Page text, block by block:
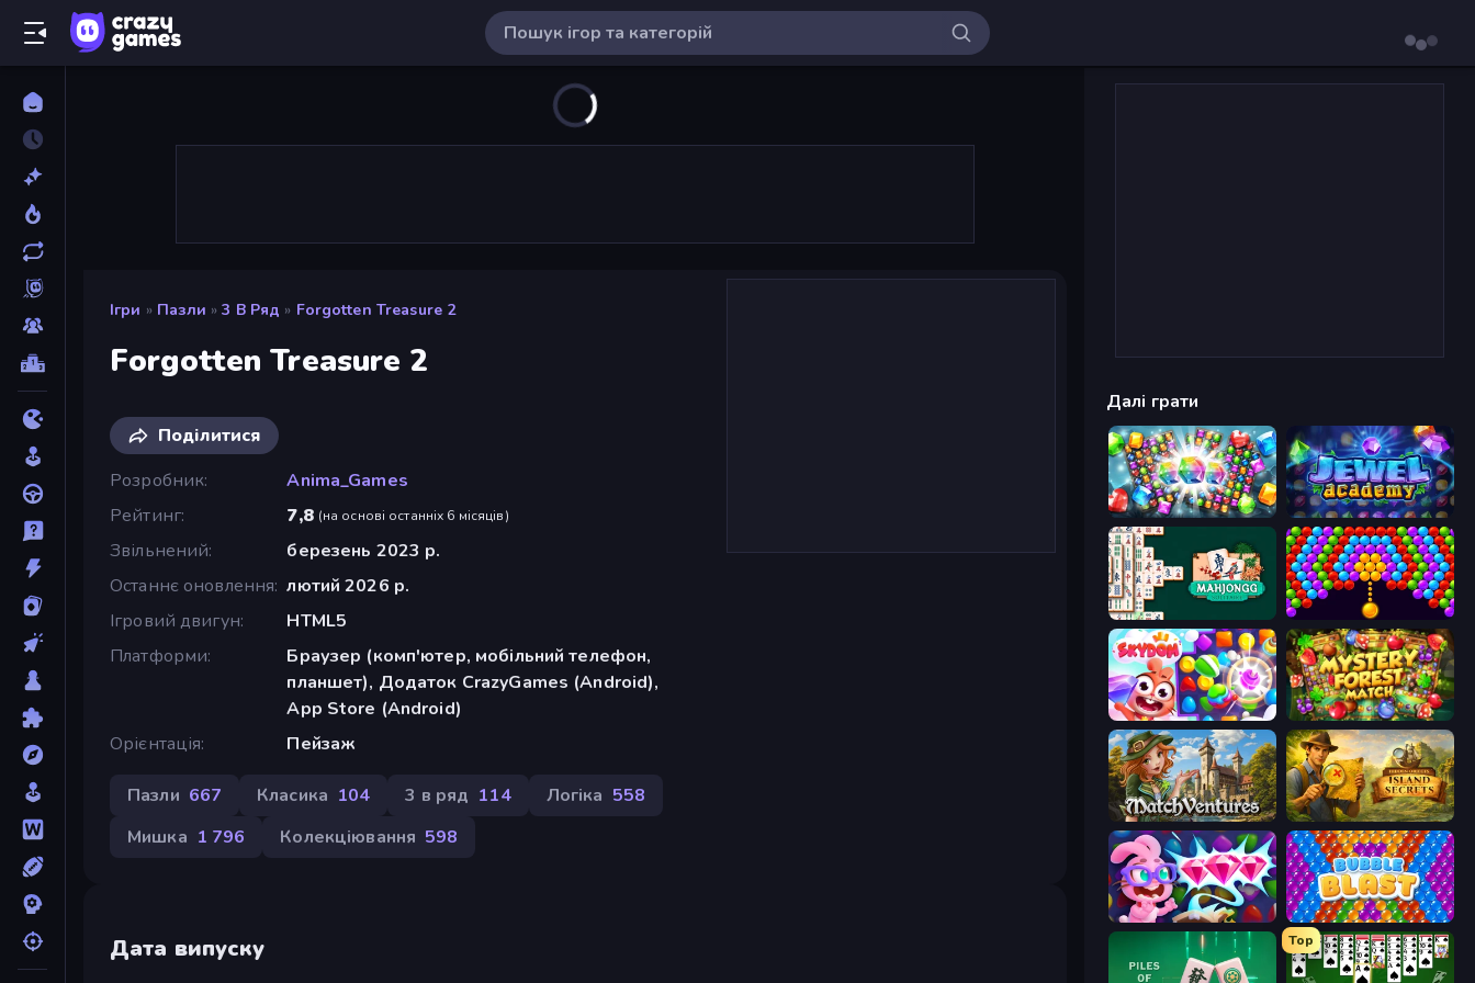
Ігри » Пазли » 3 В Ряд » Forgotten Treasure 2
Forgotten Treasure 2
Поділитися
Розробник
Anima_Games
Рейтинг
7,8 (на основі останніх 6 місяців)
Звільнений
березень 2023 р.
Останнє оновлення лютий 2026 р.
Ігровий двигун
HTML5
Платформи
Браузер (комп'ютер, мобільний телефон,
планшет), Додаток CrazyGames (Android),
App Store (Android)
Орієнтація
Пейзаж
Пазли 667 Класика 104 3 в ряд 114 Логіка 558
Мишка 1 796 Колекціювання 598
Дата випуску
Далі грати
Diamond Dungeon: Match 3 Jewel Academy
Mahjongg Solitaire Bubble Story
Skydom Mystery Forest - Match 3
MatchVentures Hidden Objects: Island Secrets
Skydom: Reforged Bubble Blast
Top